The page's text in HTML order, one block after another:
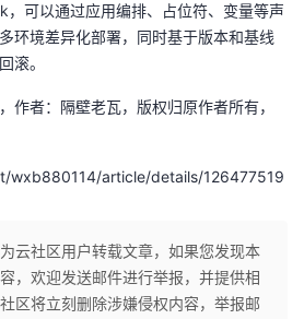
可以通过应用编排、占位符、变量等声
环境差异化部署，同时基于版本和基线
滚。
者：隔壁老瓦，版权归原作者所有，
wxb880114/article/details/126477519
云社区用户转载文章，如果您发现本
，欢迎发送邮件进行举报，并提供相
区将立刻删除涉嫌侵权内容，举报邮